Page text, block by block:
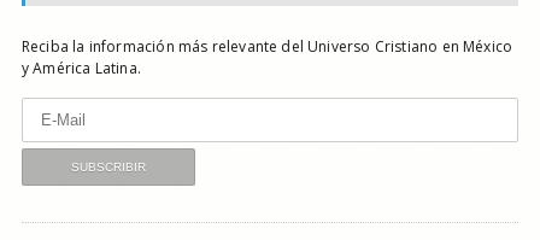
Reciba la información más relevante del Universo Cristiano en México
y América Latina.